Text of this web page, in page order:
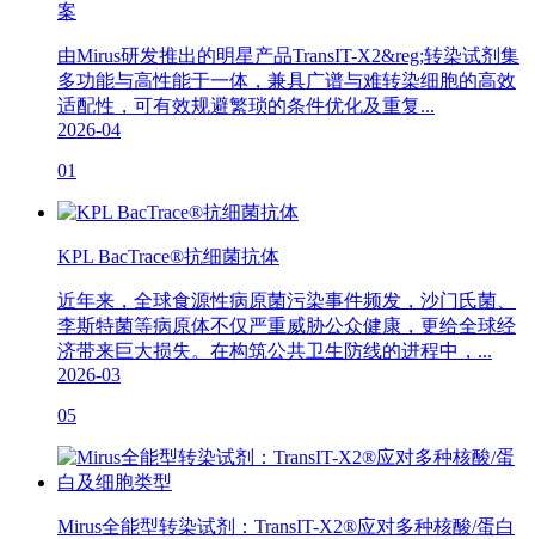
案
由Mirus研发推出的明星产品TransIT-X2&reg;转染试剂集
多功能与高性能于一体，兼具广谱与难转染细胞的高效
适配性，可有效规避繁琐的条件优化及重复...
2026-04
01
KPL BacTrace®抗细菌抗体
近年来，全球食源性病原菌污染事件频发，沙门氏菌、
李斯特菌等病原体不仅严重威胁公众健康，更给全球经
济带来巨大损失。在构筑公共卫生防线的进程中，...
2026-03
05
Mirus全能型转染试剂：TransIT-X2®应对多种核酸/蛋白